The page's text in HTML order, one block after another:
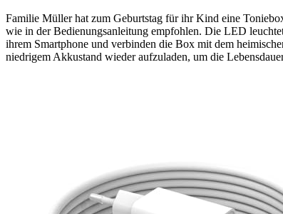
Familie Müller hat zum Geburtstag für ihr Kind eine
wie in der Bedienungsanleitung empfohlen. Die LED
ihrem Smartphone und verbinden die Box mit dem
niedrigem Akkustand wieder aufzuladen, um die